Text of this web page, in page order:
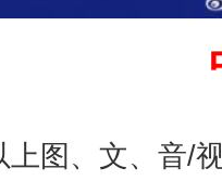
上图、文、音/